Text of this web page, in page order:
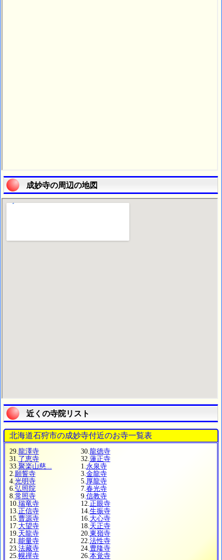
成妙寺の周辺の地図
近くの寺院リスト
北海道石狩市の成妙寺付近のお寺一覧表
29. 龍澤寺 30. 龍徳寺
31. 了恵寺 32. 蓮正寺
33. 聚楽山慈... 1. 永泉寺
2. 願誓寺 3. 金龍寺
4. 光明寺 5. 厚龍寺
6. 弘照院 7. 春光寺
8. 常照寺 9. 信教寺
10. 瑞竜寺 12. 正眼寺
13. 正信寺 14. 生振寺
15. 曹源寺 16. 大心寺
17. 大望寺 18. 天正寺
19. 天龍寺 20. 東嶺寺
21. 能量寺 22. 法性寺
23. 法藏寺 24. 豊隆寺
25. 幌禪寺 26. 本覚寺